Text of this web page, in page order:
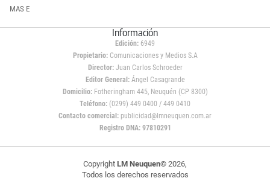
MAS E
Información
Edición: 6949
Propietario:Comunicaciones y Medios S.A
Director: Juan Carlos Schroeder
Editor General:Ángel Casagrande
Domicilio:Fotheringham 445, Neuquén (CP 8300)
Teléfono: (0299) 449 0400 / 449 0410
Contacto comercial: publicidad@lmneuquen.com.ar
Registro DNA: 97810291
Copyright LM Neuquen© 2026,
Todos los derechos reservados